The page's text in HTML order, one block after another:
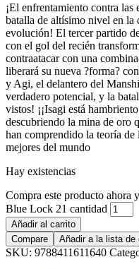
¡El enfrentamiento contra
batalla de altísimo nivel en la
evolución! El tercer partido
con el gol del recién
contraatacar con una
liberará su nueva ?forma?
y Agi, el delantero del
verdadero potencial, y la
vistos! ¡¡Isagi está
descubriendo la mina de oro
han comprendido la teoría
mejores del mundo
Hay existencias
Compra este producto ahora
Blue Lock 21 cantidad
Añadir al carrito
Compare
Añadir a la lista de
SKU: 9788411611640